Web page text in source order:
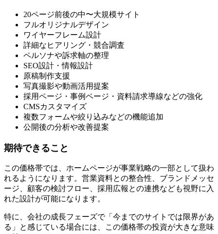
20ページ前後の中〜大規模サイト
フルオリジナルデザイン
ワイヤーフレーム設計
詳細なヒアリング・競合調査
ペルソナや訴求軸の整理
SEO設計・情報設計
原稿制作支援
写真撮影や動画活用提案
採用ページ・事例ページ・資料請求導線などの強化
CMSカスタマイズ
複数フォームや絞り込みなどの機能追加
公開後の分析や改善提案
期待できること
この価格帯では、ホームページが事業戦略の一部として扱わ
れるようになります。営業資料との整合性、ブランドメッセ
ージ、顧客の検討フロー、採用広報との連携なども視野に入
れた設計が可能になります。
特に、会社の成長フェーズで「今までのサイトでは限界があ
る」と感じている場合には、この価格帯の投資が大きな意味